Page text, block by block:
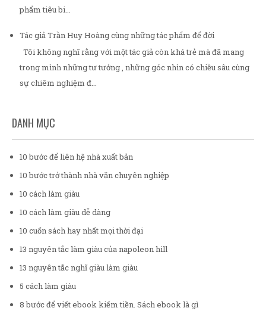
phẩm tiêu bi...
Tác giả Trần Huy Hoàng cùng những tác phẩm để đời
Tôi không nghĩ rằng với một tác giả còn khá trẻ mà đã mang
trong mình những tư tưởng , những góc nhìn có chiều sâu cùng
sự chiêm nghiệm đ...
DANH MỤC
10 bước để liên hệ nhà xuất bản
10 bước trở thành nhà văn chuyên nghiệp
10 cách làm giàu
10 cách làm giàu dễ dàng
10 cuốn sách hay nhất mọi thời đại
13 nguyên tắc làm giàu của napoleon hill
13 nguyên tắc nghĩ giàu làm giàu
5 cách làm giàu
8 bước để viết ebook kiếm tiền. Sách ebook là gì